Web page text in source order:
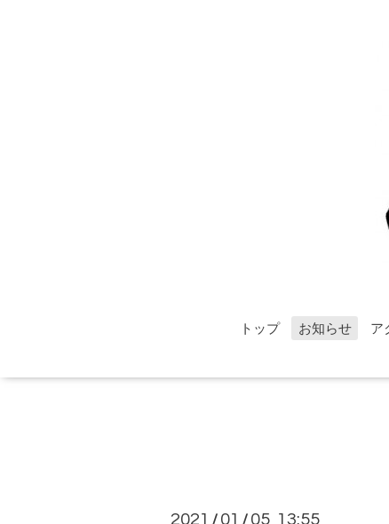
トップ お知らせ ア
2021 / 01 / 05 13:55